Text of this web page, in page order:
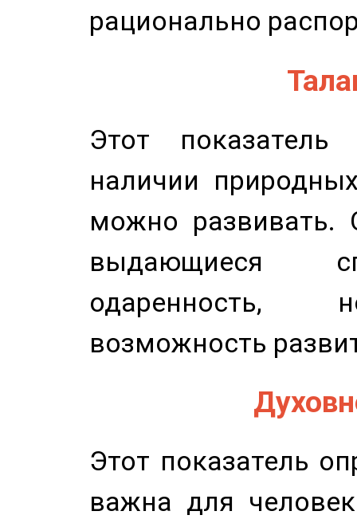
рационально
Этот показатель
наличии
можно развивать.
выдающиеся
одаренность,
возможность
Этот показатель
важна для